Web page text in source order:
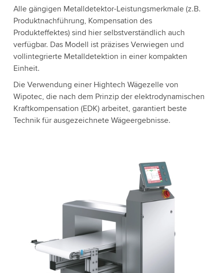
Alle gängigen Metalldetektor-Leistungsmerkmale (z.B.
Produktnachführung, Kompensation des
Produkteffektes) sind hier selbstverständlich auch
verfügbar. Das Modell ist präzises Verwiegen und
vollintegrierte Metalldetektion in einer kompakten
Einheit.
Die Verwendung einer Hightech Wägezelle von
Wipotec, die nach dem Prinzip der elektrodynamischen
Kraftkompensation (EDK) arbeitet, garantiert beste
Technik für ausgezeichnete Wägeergebnisse.